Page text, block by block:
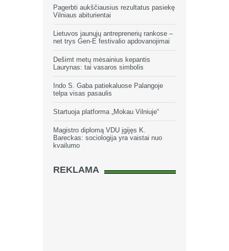
Pagerbti aukščiausius rezultatus pasiekę
Vilniaus abiturientai
Lietuvos jaunųjų antreprenerių rankose –
net trys Gen-E festivalio apdovanojimai
Dešimt metų mėsainius kepantis
Laurynas: tai vasaros simbolis
Indo S. Gaba patiekaluose Palangoje
telpa visas pasaulis
Startuoja platforma „Mokau Vilniuje“
Magistro diplomą VDU įgijęs K.
Bareckas: sociologija yra vaistai nuo
kvailumo
REKLAMA